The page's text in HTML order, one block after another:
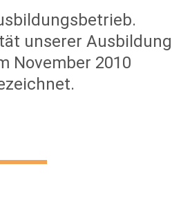
unserer Ausbildung
November 2010